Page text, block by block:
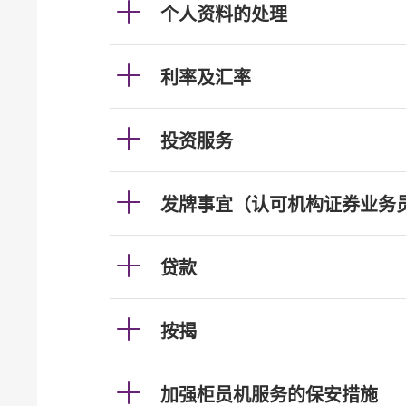
个人资料的处理
利率及汇率
投资服务
发牌事宜（认可机构证券业务
贷款
按揭
加强柜员机服务的保安措施